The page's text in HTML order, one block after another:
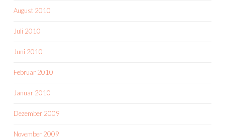
August 2010
Juli 2010
Juni 2010
Februar 2010
Januar 2010
Dezember 2009
November 2009